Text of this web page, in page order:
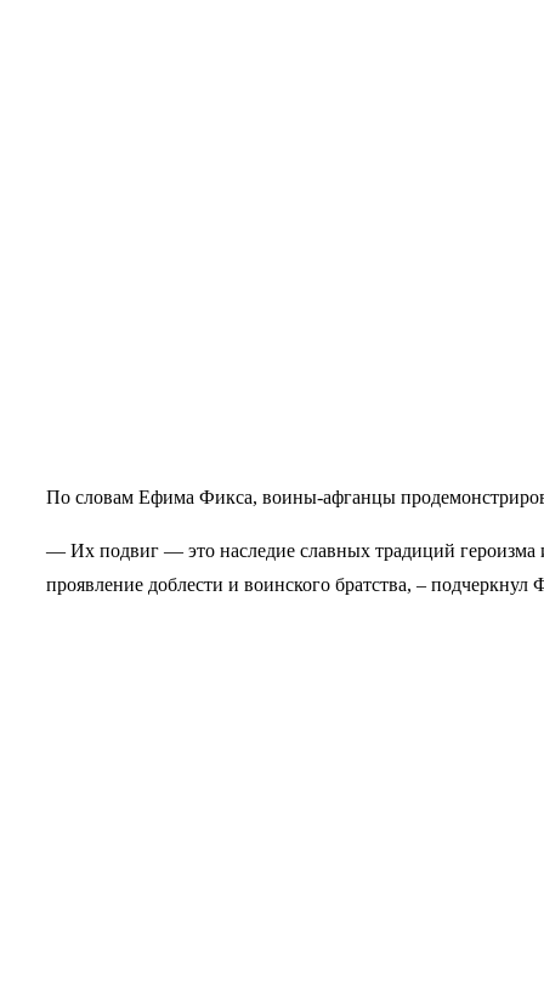
По словам Ефима Фикса, воины-афганцы
— Их подвиг — это наследие славных традиций героизма
проявление доблести и воинского братства, – подчеркнул